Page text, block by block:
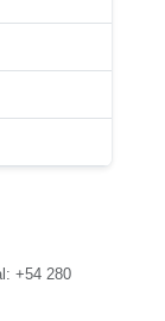
+54 280